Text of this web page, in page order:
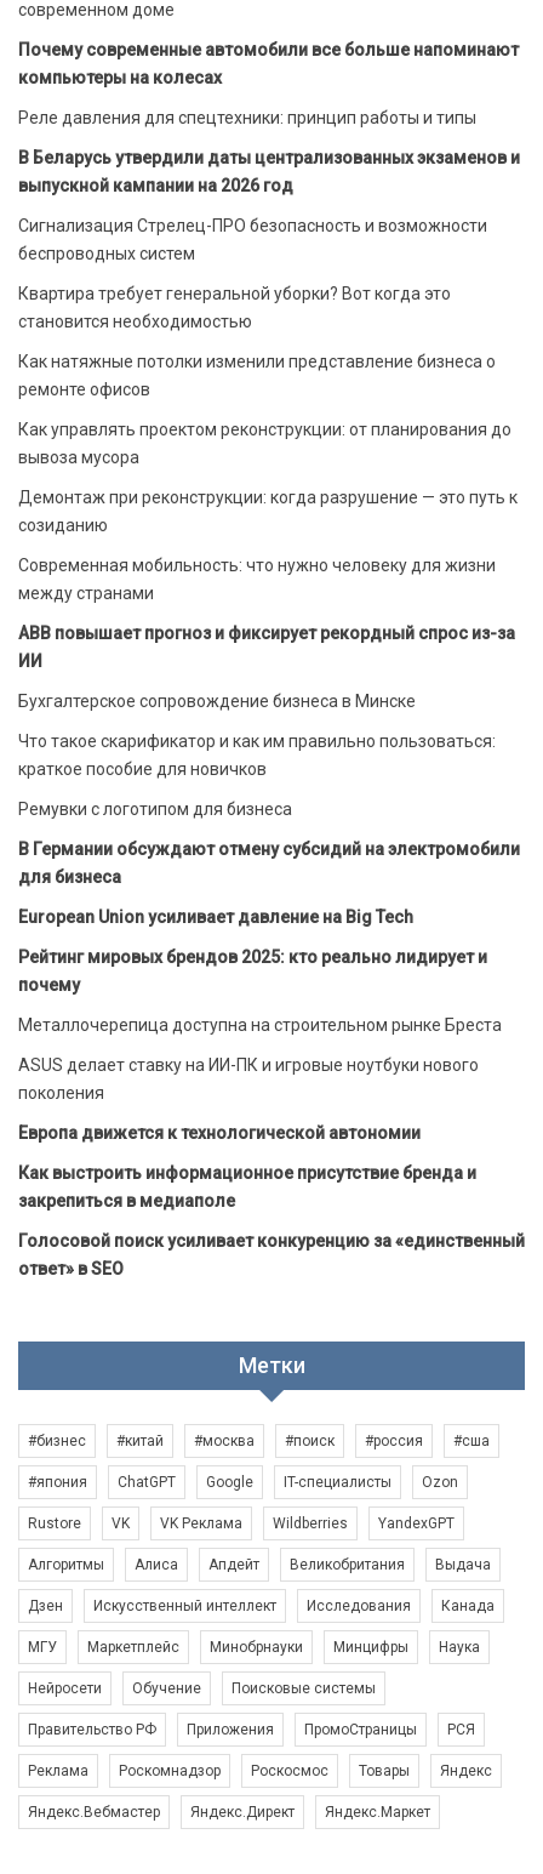
современном доме
Почему современные автомобили все больше напоминают
компьютеры на колесах
Реле давления для спецтехники: принцип работы и типы
В Беларусь утвердили даты централизованных экзаменов и
выпускной кампании на 2026 год
Сигнализация Стрелец-ПРО безопасность и возможности
беспроводных систем
Квартира требует генеральной уборки? Вот когда это
становится необходимостью
Как натяжные потолки изменили представление бизнеса о
ремонте офисов
Как управлять проектом реконструкции: от планирования до
вывоза мусора
Демонтаж при реконструкции: когда разрушение — это путь к
созиданию
Современная мобильность: что нужно человеку для жизни
между странами
ABB повышает прогноз и фиксирует рекордный спрос из-за
ИИ
Бухгалтерское сопровождение бизнеса в Минске
Что такое скарификатор и как им правильно пользоваться:
краткое пособие для новичков
Ремувки с логотипом для бизнеса
В Германии обсуждают отмену субсидий на электромобили
для бизнеса
European Union усиливает давление на Big Tech
Рейтинг мировых брендов 2025: кто реально лидирует и
почему
Металлочерепица доступна на строительном рынке Бреста
ASUS делает ставку на ИИ-ПК и игровые ноутбуки нового
поколения
Европа движется к технологической автономии
Как выстроить информационное присутствие бренда и
закрепиться в медиаполе
Голосовой поиск усиливает конкуренцию за «единственный
ответ» в SEO
Метки
#бизнес #китай #москва #поиск #россия #сша
#япония ChatGPT Google IT-специалисты Ozon
Rustore VK VK Реклама Wildberries YandexGPT
Алгоритмы Алиса Апдейт Великобритания Выдача
Дзен Искусственный интеллект Исследования Канада
МГУ Маркетплейс Минобрнауки Минцифры Наука
Нейросети Обучение Поисковые системы
Правительство РФ Приложения ПромоСтраницы РСЯ
Реклама Роскомнадзор Роскосмос Товары Яндекс
Яндекс.Вебмастер Яндекс.Директ Яндекс.Маркет